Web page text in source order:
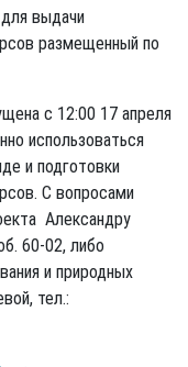
выдачи
размещенный по
с 12:00 17 апреля
использоваться
и подготовки
С вопросами
Александру
60-02, либо
и природных
тел.: